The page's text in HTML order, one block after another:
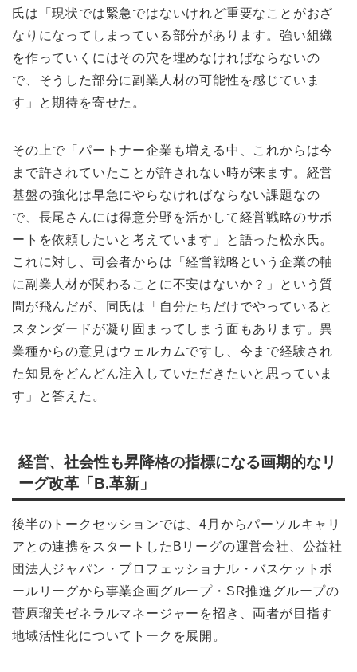
氏は「現状では緊急ではないけれど重要なことがおざ
なりになってしまっている部分があります。強い組織
を作っていくにはその穴を埋めなければならないの
で、そうした部分に副業人材の可能性を感じていま
す」と期待を寄せた。
その上で「パートナー企業も増える中、これからは今
まで許されていたことが許されない時が来ます。経営
基盤の強化は早急にやらなければならない課題なの
で、長尾さんには得意分野を活かして経営戦略のサポ
ートを依頼したいと考えています」と語った松永氏。
これに対し、司会者からは「経営戦略という企業の軸
に副業人材が関わることに不安はないか？」という質
問が飛んだが、同氏は「自分たちだけでやっていると
スタンダードが凝り固まってしまう面もあります。異
業種からの意見はウェルカムですし、今まで経験され
た知見をどんどん注入していただきたいと思っていま
す」と答えた。
経営、社会性も昇降格の指標になる画期的なリ
ーグ改革「B.革新」
後半のトークセッションでは、4月からパーソルキャリ
アとの連携をスタートしたBリーグの運営会社、公益社
団法人ジャパン・プロフェッショナル・バスケットボ
ールリーグから事業企画グループ・SR推進グループの
菅原瑠美ゼネラルマネージャーを招き、両者が目指す
地域活性化についてトークを展開。